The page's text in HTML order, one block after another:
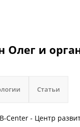
Олег и
Статьи
Center - Центр